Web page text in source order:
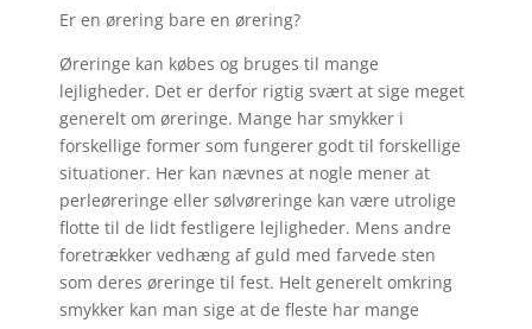
Er en ørering bare en ørering?
Øreringe kan købes og bruges til mange
lejligheder. Det er derfor rigtig svært at sige meget
generelt om øreringe. Mange har smykker i
forskellige former som fungerer godt til forskellige
situationer. Her kan nævnes at nogle mener at
perleøreringe eller sølvøreringe kan være utrolige
flotte til de lidt festligere lejligheder. Mens andre
foretrækker vedhæng af guld med farvede sten
som deres øreringe til fest. Helt generelt omkring
smykker kan man sige at de fleste har mange